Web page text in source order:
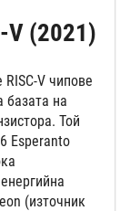
V (2021)
V чипове
базата на
Той
Esperanto
(източник